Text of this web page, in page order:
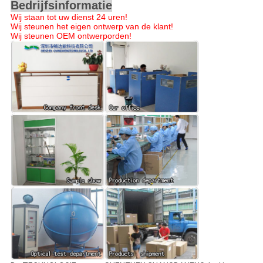
Bedrijfsinformatie
Wij staan tot uw dienst 24 uren!
Wij steunen het eigen ontwerp van de klant!
Wij steunen OEM ontwerporden!